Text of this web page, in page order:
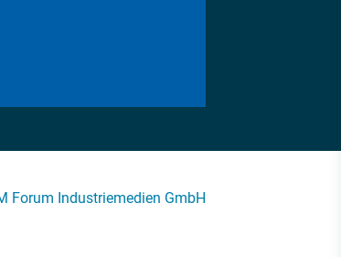
Forum Industriemedien GmbH